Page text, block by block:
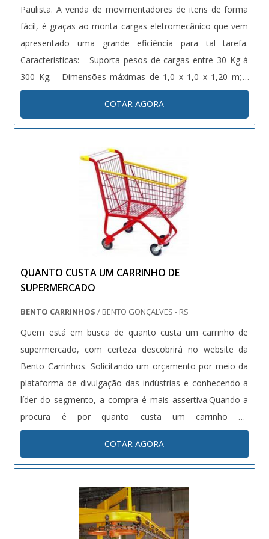
Paulista. A venda de movimentadores de itens de forma
fácil, é graças ao monta cargas eletromecânico que vem
apresentado uma grande eficiência para tal tarefa.
Características: - Suporta pesos de cargas entre 30 Kg à
300 Kg; - Dimensões máximas de 1,0 x 1,0 x 1,20 m; -
Revestido de chapas de aço, sendo elas pintadas
eletrostática ou em inox escovado; - Portas e
revestimento....
COTAR AGORA
QUANTO CUSTA UM CARRINHO DE
SUPERMERCADO
BENTO CARRINHOS / BENTO GONÇALVES - RS
Quem está em busca de quanto custa um carrinho de
supermercado, com certeza descobrirá no website da
Bento Carrinhos. Solicitando um orçamento por meio da
plataforma de divulgação das indústrias e conhecendo a
líder do segmento, a compra é mais assertiva.Quando a
procura é por quanto custa um carrinho de
supermercado, com a Bento Carrinhos conseguirá
assertividade com comprometimento com os resultados
dos clientes e preço justo, fatores que atestam uma
excelente relação custo-benefício.DETALHES SOBRE
QUANTO CUSTA UM CARRINHO DE SUPERMERCADOHá
muitas maneiras eficientes de demonstrar competência e
excelência em uma área de atuação. A Bento Carrinhos
COTAR AGORA